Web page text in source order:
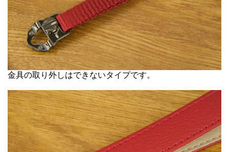
金具の取り外しはできないタイプです。